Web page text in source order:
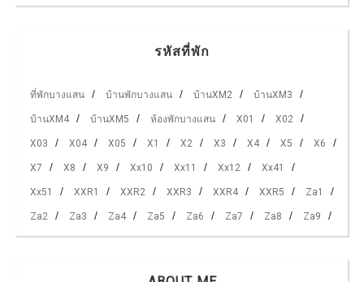
รหัสที่พัก
ที่พักบางแสน บ้านพักบางแสน บ้านXM2 บ้านXM3
บ้านXM4 บ้านXM5 ห้องพักบางแสน X01 X02
X03 X04 X05 X1 X2 X3 X4 X5 X6
X7 X8 X9 Xx10 Xx11 Xx12 Xx41
Xx51 XXR1 XXR2 XXR3 XXR4 XXR5 Za1
Za2 Za3 Za4 Za5 Za6 Za7 Za8 Za9